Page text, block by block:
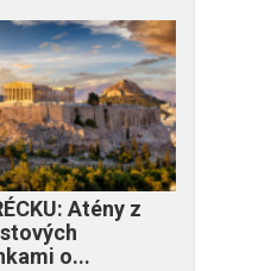
Atény z
o...